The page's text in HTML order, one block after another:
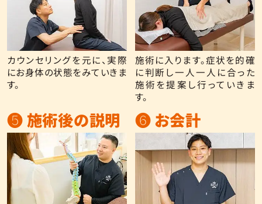
カウンセリングを元に、実際
にお身体の状態をみていきま
す。
施術に入ります。症状を的確
に判断し一人一人に合った
施術を提案し行っていきま
す。
❺ 施術後の説明 ❻ お会計